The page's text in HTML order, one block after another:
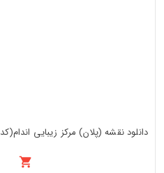
دانلود نقشه (پلان) مرکز زیبایی اندام(کد3057)